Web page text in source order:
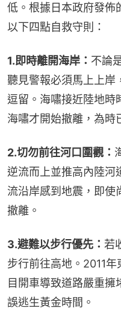
低。根據日本政府發佈
以下四點自救守則：
1.即時離開海岸： 不論
聽見警報必須馬上上岸
逗留。海嘯接近陸地時
海嘯才開始撤離，為時
2.切勿前往河口圍觀：
逆流而上並推高內陸河
流沿岸感到地震，即使
撤離。
3.避難以步行優先： 若
步行前往高地。2011
目開車導致道路嚴重
誤逃生黃金時間。